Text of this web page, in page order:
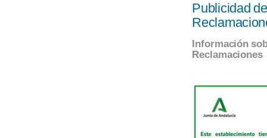
Publicidad
Información
Reclamaciones